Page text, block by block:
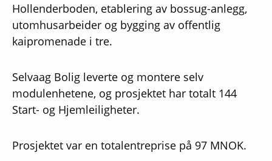
Hollenderboden, etablering av bossug-anlegg,
utomhusarbeider og bygging av offentlig
kaipromenade i tre.
Selvaag Bolig leverte og montere selv
modulenhetene, og prosjektet har totalt 144
Start- og Hjemleiligheter.
Prosjektet var en totalentreprise på 97 MNOK.